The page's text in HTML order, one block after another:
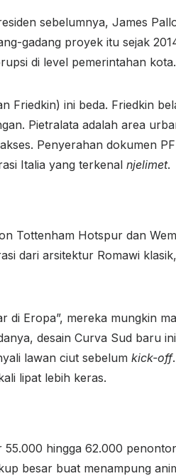
sebelumnya, James
gadang proyek itu sejak
di level pemerintahan kota.
Friedkin) ini beda. Friedkin
Pietralata adalah area
Penyerahan dokumen
Italia yang terkenal njelimet.
Tottenham Hotspur dan
dari arsitektur Romawi
Eropa”, mereka mungkin
desain Curva Sud baru
lawan ciut sebelum kick-off
lipat lebih keras.
hingga 62.000
besar buat menampung